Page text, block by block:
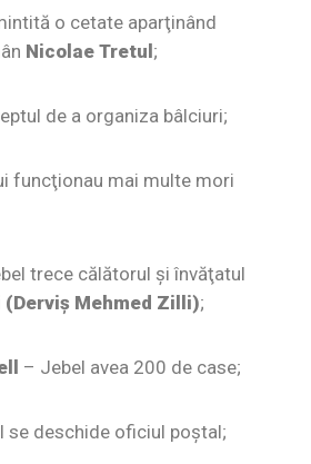
o cetate aparţinând
Nicolae Tretul ;
de a organiza bâlciuri;
funcţionau mai multe mori
trece călătorul şi învăţatul
(Derviş Mehmed Zilli);
– Jebel avea 200 de case;
se deschide oficiul poştal;